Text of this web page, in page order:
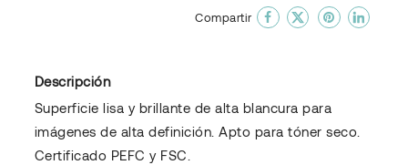
Compartir
Descripción
Superficie lisa y brillante de alta blancura para
imágenes de alta definición. Apto para tóner seco.
Certificado PEFC y FSC.